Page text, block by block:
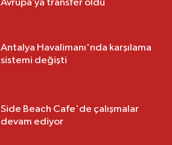
Avrupa’ya transfer oldu
Antalya Havalimanı'nda karşılama
sistemi değişti
Side Beach Cafe'de çalışmalar
devam ediyor